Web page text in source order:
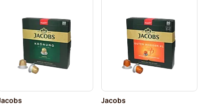
Nespresso®
Nespresso® Caffè Borbone für Nespresso®
Kaffeekapseln von Gevalia für Nespresso®
Jacobs